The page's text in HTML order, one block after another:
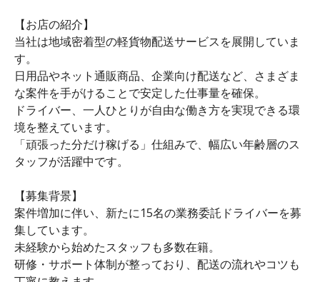
【お店の紹介】
当社は地域密着型の軽貨物配送サービスを展開していま
す。
日用品やネット通販商品、企業向け配送など、さまざま
な案件を手がけることで安定した仕事量を確保。
ドライバー、一人ひとりが自由な働き方を実現できる環
境を整えています。
「頑張った分だけ稼げる」仕組みで、幅広い年齢層のス
タッフが活躍中です。
【募集背景】
案件増加に伴い、新たに15名の業務委託ドライバーを募
集しています。
未経験から始めたスタッフも多数在籍。
研修・サポート体制が整っており、配送の流れやコツも